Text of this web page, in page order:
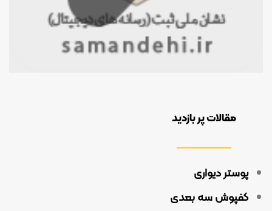
مقالات پر بازدید
پوستر دیواری
کفپوش سه بعدی